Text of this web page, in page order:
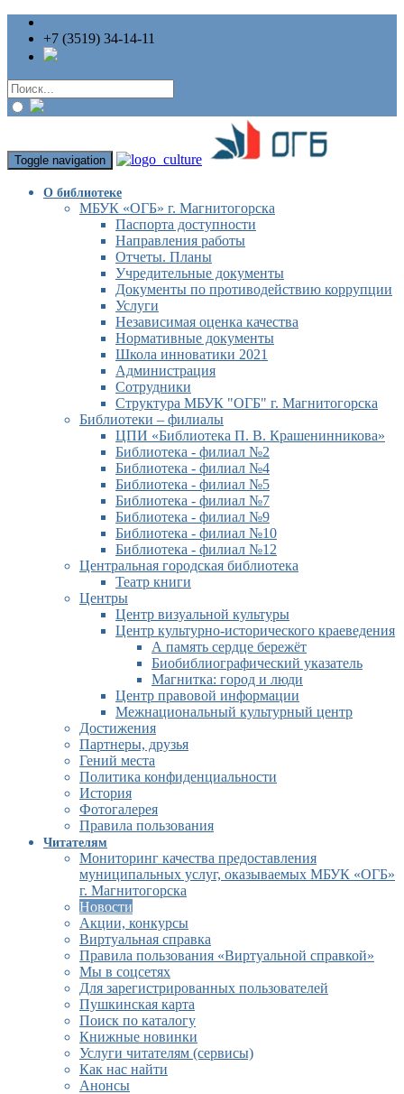
+7 (3519) 34-14-11
Toggle navigation
О библиотеке
МБУК «ОГБ» г. Магнитогорска
Паспорта доступности
Направления работы
Отчеты. Планы
Учредительные документы
Документы по противодействию коррупции
Услуги
Независимая оценка качества
Нормативные документы
Школа инноватики 2021
Администрация
Сотрудники
Структура МБУК "ОГБ" г. Магнитогорска
Библиотеки – филиалы
ЦПИ «Библиотека П. В. Крашенинникова»
Библиотека - филиал №2
Библиотека - филиал №4
Библиотека - филиал №5
Библиотека - филиал №7
Библиотека - филиал №9
Библиотека - филиал №10
Библиотека - филиал №12
Центральная городская библиотека
Театр книги
Центры
Центр визуальной культуры
Центр культурно-исторического краеведения
А память сердце бережёт
Биобиблиографический указатель
Магнитка: город и люди
Центр правовой информации
Межнациональный культурный центр
Достижения
Партнеры, друзья
Гений места
Политика конфиденциальности
История
Фотогалерея
Правила пользования
Читателям
Мониторинг качества предоставления
муниципальных услуг, оказываемых МБУК «ОГБ»
г. Магнитогорска
Новости
Акции, конкурсы
Виртуальная справка
Правила пользования «Виртуальной справкой»
Мы в соцсетях
Для зарегистрированных пользователей
Пушкинская карта
Поиск по каталогу
Книжные новинки
Услуги читателям (сервисы)
Как нас найти
Анонсы